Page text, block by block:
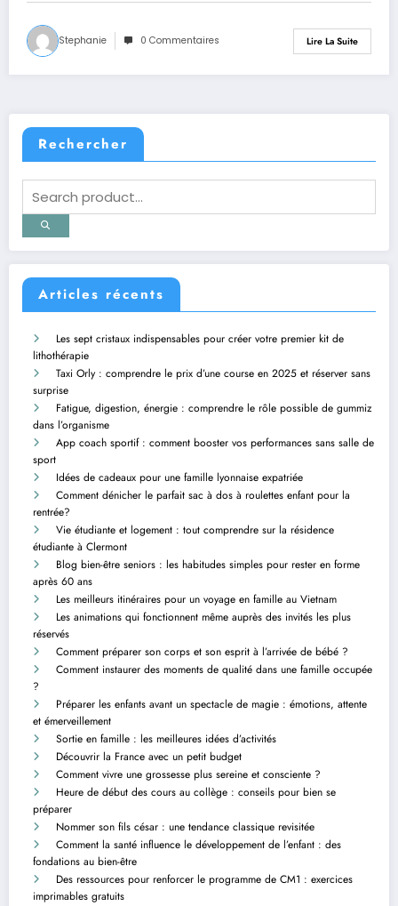
Stephanie 0 Commentaires Lire La Suite
Rechercher
Articles récents
Les sept cristaux indispensables pour créer votre premier kit de
lithothérapie
Taxi Orly : comprendre le prix d’une course en 2025 et réserver sans
surprise
Fatigue, digestion, énergie : comprendre le rôle possible de gummiz
dans l’organisme
App coach sportif : comment booster vos performances sans salle de
sport
Idées de cadeaux pour une famille lyonnaise expatriée
Comment dénicher le parfait sac à dos à roulettes enfant pour la
rentrée?
Vie étudiante et logement : tout comprendre sur la résidence
étudiante à Clermont
Blog bien-être seniors : les habitudes simples pour rester en forme
après 60 ans
Les meilleurs itinéraires pour un voyage en famille au Vietnam
Les animations qui fonctionnent même auprès des invités les plus
réservés
Comment préparer son corps et son esprit à l’arrivée de bébé ?
Comment instaurer des moments de qualité dans une famille occupée
?
Préparer les enfants avant un spectacle de magie : émotions, attente
et émerveillement
Sortie en famille : les meilleures idées d’activités
Découvrir la France avec un petit budget
Comment vivre une grossesse plus sereine et consciente ?
Heure de début des cours au collège : conseils pour bien se
préparer
Nommer son fils césar : une tendance classique revisitée
Comment la santé influence le développement de l’enfant : des
fondations au bien-être
Des ressources pour renforcer le programme de CM1 : exercices
imprimables gratuits